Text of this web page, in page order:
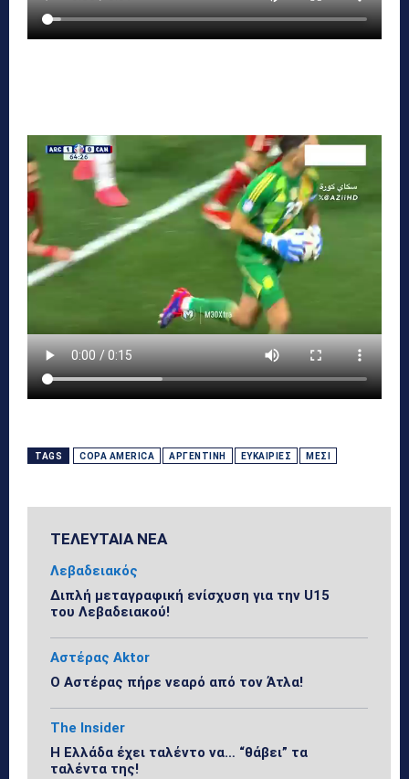
TAGS COPA AMERICA ΑΡΓΕΝΤΙΝΉ ΕΥΚΑΙΡΊΕΣ ΜΈΣΙ
ΤΕΛΕΥΤΑΙΑ ΝΕΑ
Λεβαδειακός
Διπλή μεταγραφική ενίσχυση για την U15
του Λεβαδειακού!
Αστέρας Aktor
Ο Αστέρας πήρε νεαρό από τον Άτλα!
The Insider
Η Ελλάδα έχει ταλέντο να… “θάβει” τα
ταλέντα της!